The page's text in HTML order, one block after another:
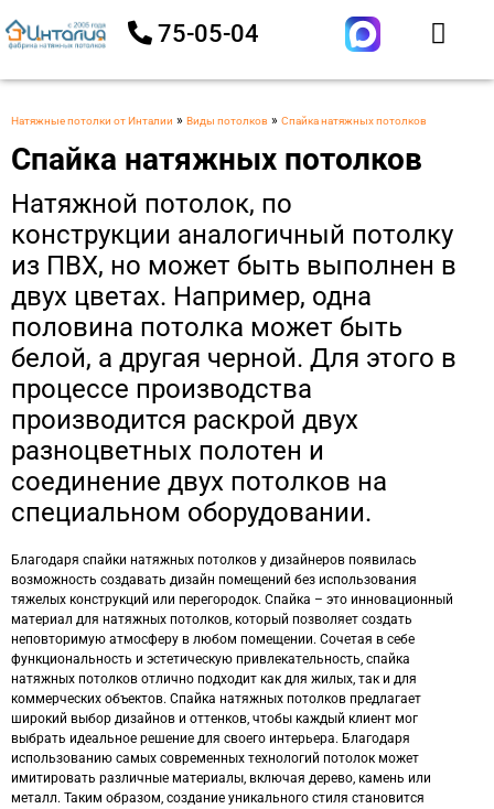
75-05-04
Натяжные потолки от Инталии » Виды потолков » Спайка натяжных потолков
Спайка натяжных потолков
Натяжной потолок, по
конструкции аналогичный потолку
из ПВХ, но может быть выполнен в
двух цветах. Например, одна
половина потолка может быть
белой, а другая черной. Для этого в
процессе производства
производится раскрой двух
разноцветных полотен и
соединение двух потолков на
специальном оборудовании.
Благодаря спайки натяжных потолков у дизайнеров появилась
возможность создавать дизайн помещений без использования
тяжелых конструкций или перегородок. Спайка – это инновационный
материал для натяжных потолков, который позволяет создать
неповторимую атмосферу в любом помещении. Сочетая в себе
функциональность и эстетическую привлекательность, спайка
натяжных потолков отлично подходит как для жилых, так и для
коммерческих объектов. Спайка натяжных потолков предлагает
широкий выбор дизайнов и оттенков, чтобы каждый клиент мог
выбрать идеальное решение для своего интерьера. Благодаря
использованию самых современных технологий потолок может
имитировать различные материалы, включая дерево, камень или
металл. Таким образом, создание уникального стиля становится